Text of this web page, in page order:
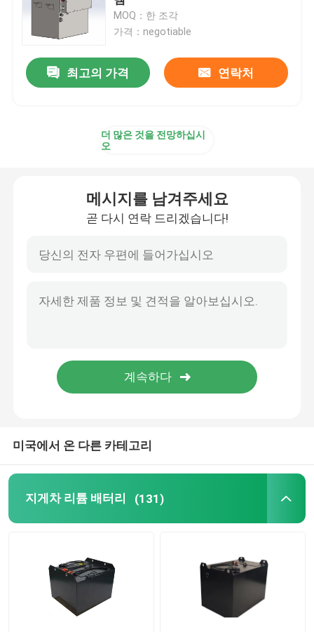
리튬 트랙터 배터리
적재기 배터리
잔디 깎는 기계 리튬 배터리
벽난로 배터리
전기 드릴 리튬 배터리
리튬 배터리 모듈
MOQ：한 조각
가격：negotiable
최고의 가격 연락처
더 많은 것을 전망하십시
오
메시지를 남겨주세요
곧 다시 연락 드리겠습니다!
미국에서 온 다른 카테고리
지게차 리튬 배터리 (131)